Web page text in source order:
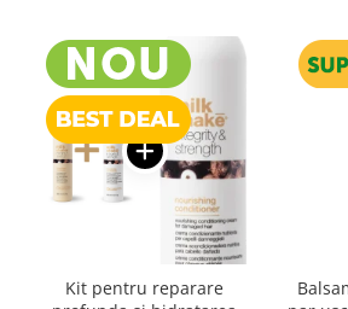
Kit pentru reparare